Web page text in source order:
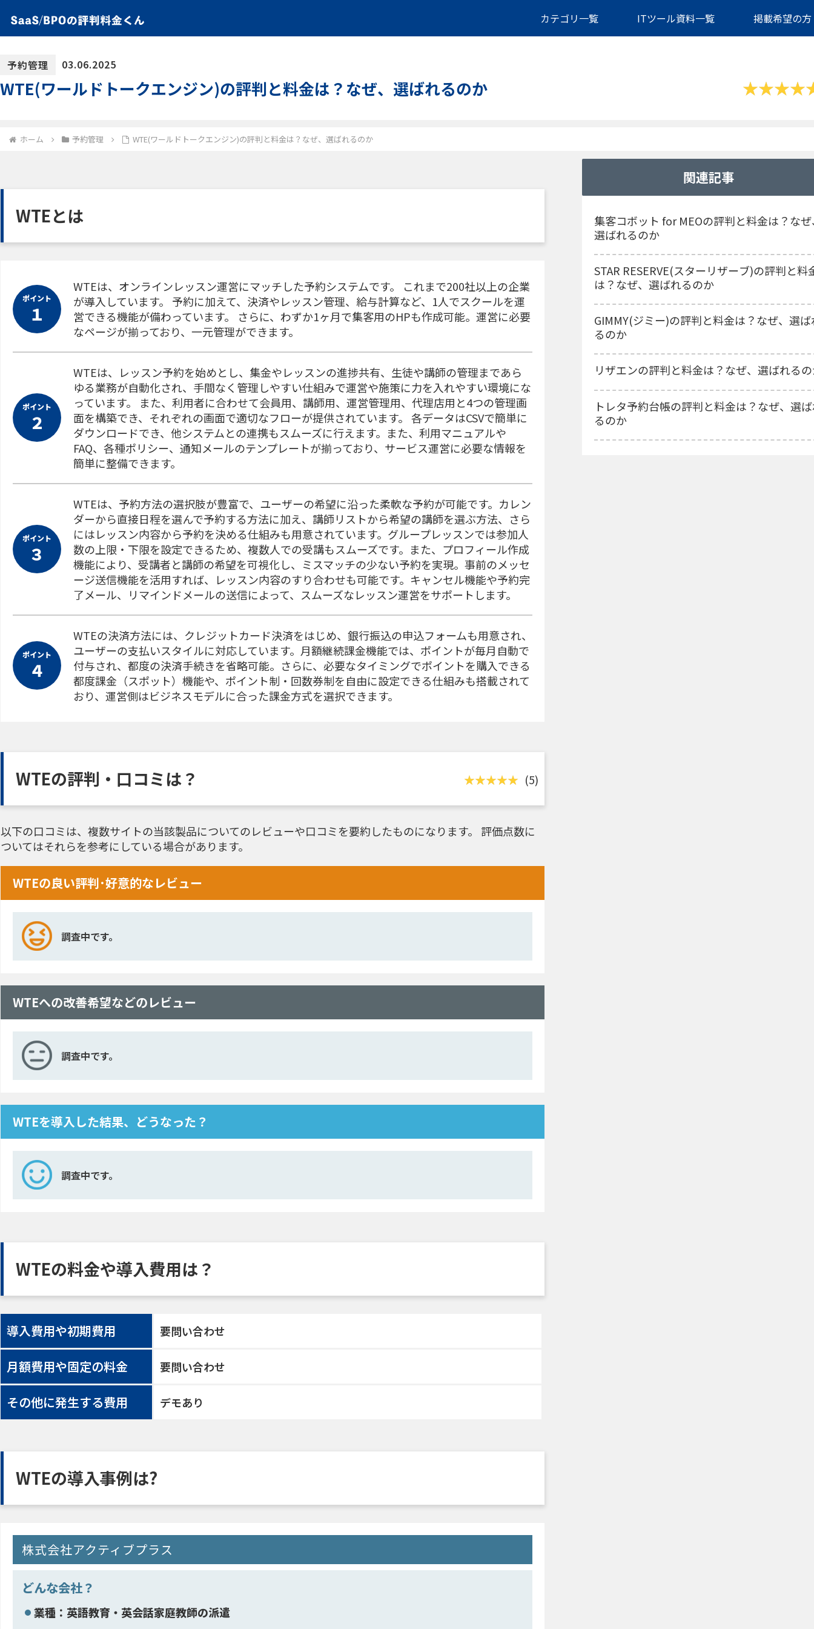
カテゴリ一覧 ITツール資料一覧 掲載希望の方
予約管理 03.06.2025
WTE(ワールドトークエンジン)の評判と料金は？なぜ、選ばれるのか
ホーム 予約管理 WTE(ワールドトークエンジン)の評判と料金は？なぜ、選ばれるのか
WTEとは
ポイント
１
WTEは、オンラインレッスン運営にマッチした予約システムです。 これまで200社以上の企業
が導入しています。 予約に加えて、決済やレッスン管理、給与計算など、1人でスクールを運
営できる機能が備わっています。 さらに、わずか1ヶ月で集客用のHPも作成可能。運営に必要
なページが揃っており、一元管理ができます。
ポイント
２
WTEは、レッスン予約を始めとし、集金やレッスンの進捗共有、生徒や講師の管理まであら
ゆる業務が自動化され、手間なく管理しやすい仕組みで運営や施策に力を入れやすい環境にな
っています。 また、利用者に合わせて会員用、講師用、運営管理用、代理店用と4つの管理画
面を構築でき、それぞれの画面で適切なフローが提供されています。 各データはCSVで簡単に
ダウンロードでき、他システムとの連携もスムーズに行えます。また、利用マニュアルや
FAQ、各種ポリシー、通知メールのテンプレートが揃っており、サービス運営に必要な情報を
簡単に整備できます。
ポイント
３
WTEは、予約方法の選択肢が豊富で、ユーザーの希望に沿った柔軟な予約が可能です。カレン
ダーから直接日程を選んで予約する方法に加え、講師リストから希望の講師を選ぶ方法、さら
にはレッスン内容から予約を決める仕組みも用意されています。グループレッスンでは参加人
数の上限・下限を設定できるため、複数人での受講もスムーズです。また、プロフィール作成
機能により、受講者と講師の希望を可視化し、ミスマッチの少ない予約を実現。事前のメッセ
ージ送信機能を活用すれば、レッスン内容のすり合わせも可能です。キャンセル機能や予約完
了メール、リマインドメールの送信によって、スムーズなレッスン運営をサポートします。
ポイント
４
WTEの決済方法には、クレジットカード決済をはじめ、銀行振込の申込フォームも用意され、
ユーザーの支払いスタイルに対応しています。月額継続課金機能では、ポイントが毎月自動で
付与され、都度の決済手続きを省略可能。さらに、必要なタイミングでポイントを購入できる
都度課金（スポット）機能や、ポイント制・回数券制を自由に設定できる仕組みも搭載されて
おり、運営側はビジネスモデルに合った課金方式を選択できます。
WTEの評判・口コミは？ (5)
以下の口コミは、複数サイトの当該製品についてのレビューや口コミを要約したものになります。 評価点数に
ついてはそれらを参考にしている場合があります。
WTEの良い評判･好意的なレビュー
調査中です。
WTEへの改善希望などのレビュー
調査中です。
WTEを導入した結果、どうなった？
調査中です。
WTEの料金や導入費用は？
導入費用や初期費用 要問い合わせ
月額費用や固定の料金 要問い合わせ
その他に発生する費用 デモあり
WTEの導入事例は?
株式会社アクティブプラス
どんな会社？
業種：英語教育・英会話家庭教師の派遣
関連記事
集客コボット for MEOの評判と料金は？な
選ばれるのか
STAR RESERVE(スターリザーブ)の評判と料
は？なぜ、選ばれるのか
GIMMY(ジミー)の評判と料金は？なぜ、選ば
るのか
リザエンの評判と料金は？なぜ、選ばれる
トレタ予約台帳の評判と料金は？なぜ、選
るのか